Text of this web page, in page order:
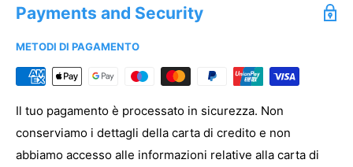
Acquistare campioni senza stampa
Terzo Settore.
Per registrare la tua associazione clicca
Payments and Security
METODI DI PAGAMENTO
Il tuo pagamento è processato in sicurezza. Non
conserviamo i dettagli della carta di credito e non
abbiamo accesso alle informazioni relative alla carta di